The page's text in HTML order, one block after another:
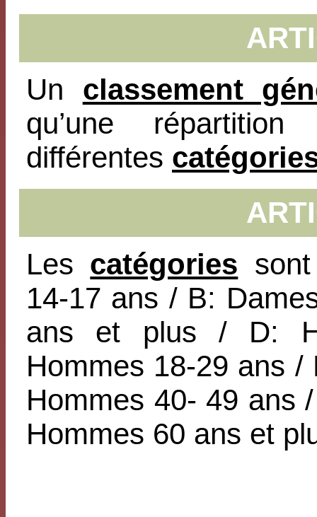
Un classement
qu’une
différentes
Les catégories
14-17 ans / B:
ans et plus / D:
Hommes 18-29 ans
Hommes 40- 49 ans
Hommes 60 ans et